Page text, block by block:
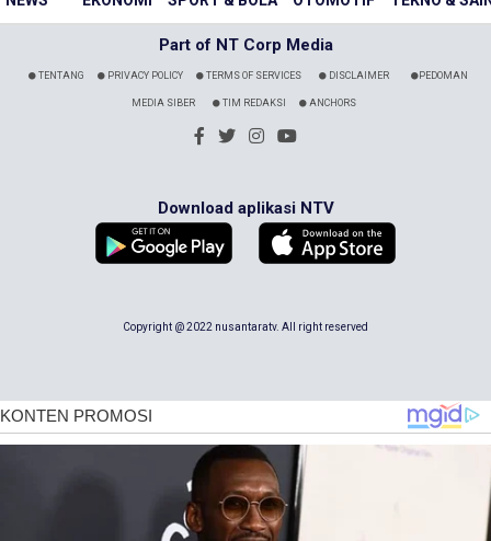
Part of NT Corp Media
TENTANG PRIVACY POLICY TERMS OF SERVICES DISCLAIMER PEDOMAN
MEDIA SIBER TIM REDAKSI ANCHORS
Download aplikasi NTV
Copyright @ 2022 nusantaratv. All right reserved